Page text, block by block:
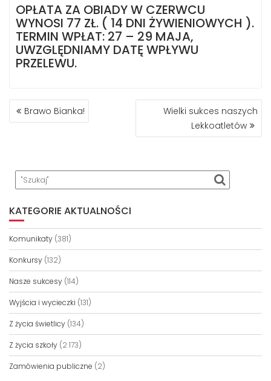
OPŁATA ZA OBIADY W CZERWCU
WYNOSI 77 ZŁ. ( 14 DNI ŻYWIENIOWYCH ).
TERMIN WPŁAT: 27 – 29 MAJA,
UWZGLĘDNIAMY DATĘ WPŁYWU
PRZELEWU.
NAWIGACJA
WPISU
Brawo Bianka!
Wielki sukces naszych
Lekkoatletów
KATEGORIE AKTUALNOŚCI
Komunikaty (381)
Konkursy (132)
Nasze sukcesy (114)
Wyjścia i wycieczki (131)
Z życia świetlicy (134)
Z życia szkoły (2 173)
Zamówienia publiczne (2)